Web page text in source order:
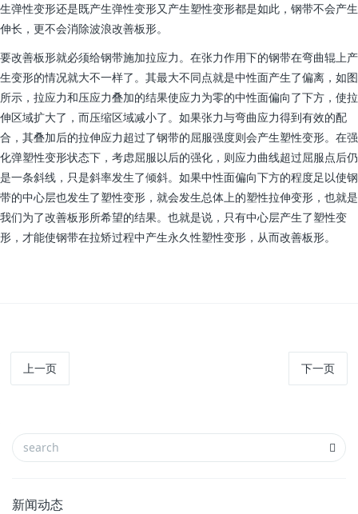
生弹性变形还是既产生弹性变形又产生塑性变形都是如此，钢带不会产生
伸长，更不会消除波浪改善板形。
要改善板形就必须给钢带施加拉应力。在张力作用下的钢带在弯曲辊上产
生变形的情况就大不一样了。其最大不同点就是中性面产生了偏离，如图
所示，拉应力和压应力叠加的结果使应力为零的中性面偏向了下方，使拉
伸区域扩大了，而压缩区域减小了。如果张力与弯曲应力得到有效的配
合，其叠加后的拉伸应力超过了钢带的屈服强度则会产生塑性变形。在强
化弹塑性变形状态下，考虑屈服以后的强化，则应力曲线超过屈服点后仍
是一条斜线，只是斜率发生了倾斜。如果中性面偏向下方的程度足以使钢
带的中心层也发生了塑性变形，就会发生总体上的塑性拉伸变形，也就是
我们为了改善板形所希望的结果。也就是说，只有中心层产生了塑性变
形，才能使钢带在拉矫过程中产生永久性塑性变形，从而改善板形。
上一页 下一页
新闻动态